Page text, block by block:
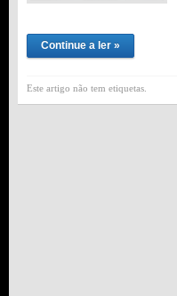
Continue a ler »
Este artigo não tem etiquetas.